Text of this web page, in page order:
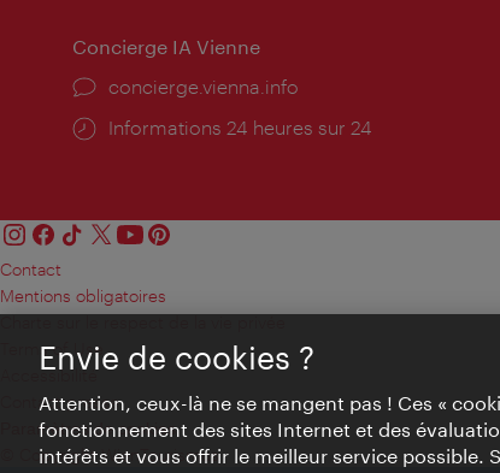
Concierge IA Vienne
Ort:
concierge.vienna.info
Öffnungszeiten:
Informations 24 heures sur 24
Contact
Mentions obligatoires
Terms of Use
Accessibilité
Contact presse
Paramètres de cookies
© Copyright WienTourismus
Envie de cookies ?
Attention, ceux-là ne se mangent pas ! Ces «
fonctionnement des sites Internet et des
intérêts et vous offrir le meilleur service possible.